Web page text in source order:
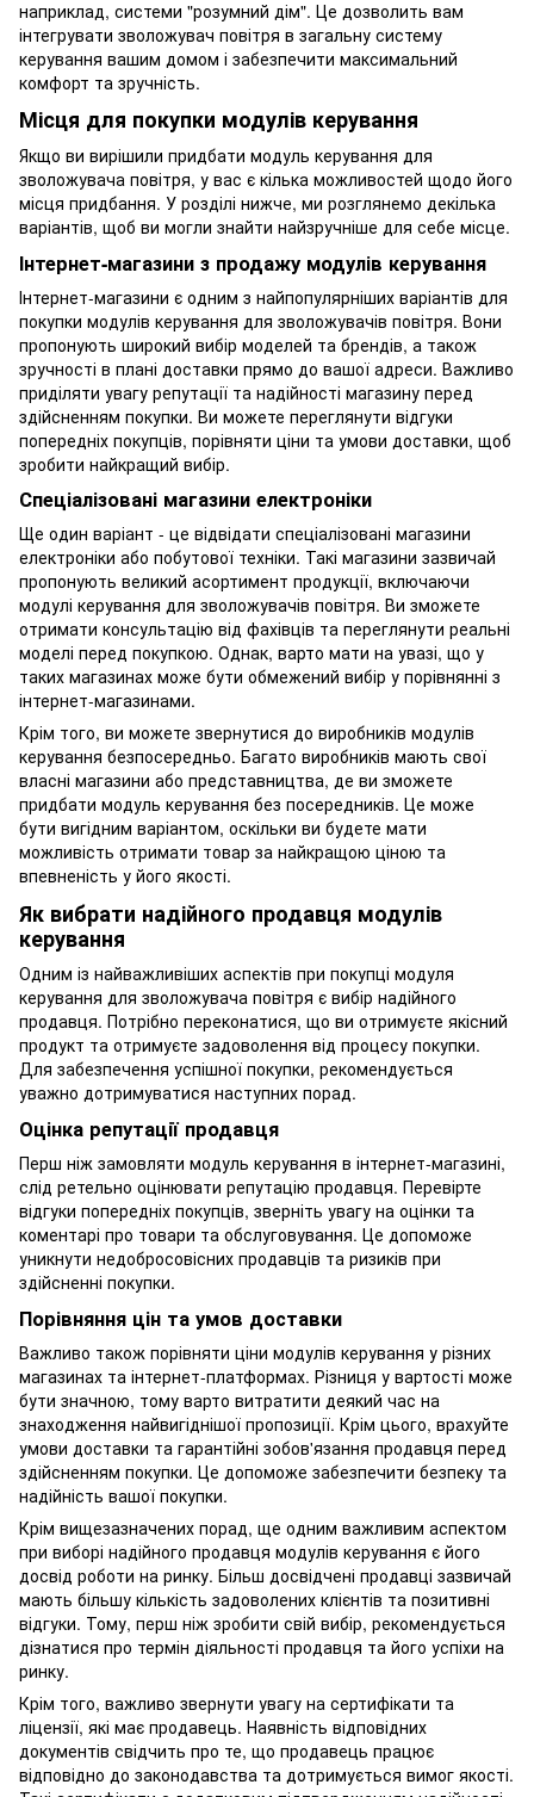
наприклад, системи "розумний дім". Це дозволить вам
інтегрувати зволожувач повітря в загальну систему
керування вашим домом і забезпечити максимальний
комфорт та зручність.
Місця для покупки модулів керування
Якщо ви вирішили придбати модуль керування для
зволожувача повітря, у вас є кілька можливостей щодо його
місця придбання. У розділі нижче, ми розглянемо декілька
варіантів, щоб ви могли знайти найзручніше для себе місце.
Інтернет-магазини з продажу модулів керування
Інтернет-магазини є одним з найпопулярніших варіантів для
покупки модулів керування для зволожувачів повітря. Вони
пропонують широкий вибір моделей та брендів, а також
зручності в плані доставки прямо до вашої адреси. Важливо
приділяти увагу репутації та надійності магазину перед
здійсненням покупки. Ви можете переглянути відгуки
попередніх покупців, порівняти ціни та умови доставки, щоб
зробити найкращий вибір.
Спеціалізовані магазини електроніки
Ще один варіант - це відвідати спеціалізовані магазини
електроніки або побутової техніки. Такі магазини зазвичай
пропонують великий асортимент продукції, включаючи
модулі керування для зволожувачів повітря. Ви зможете
отримати консультацію від фахівців та переглянути реальні
моделі перед покупкою. Однак, варто мати на увазі, що у
таких магазинах може бути обмежений вибір у порівнянні з
інтернет-магазинами.
Крім того, ви можете звернутися до виробників модулів
керування безпосередньо. Багато виробників мають свої
власні магазини або представництва, де ви зможете
придбати модуль керування без посередників. Це може
бути вигідним варіантом, оскільки ви будете мати
можливість отримати товар за найкращою ціною та
впевненість у його якості.
Як вибрати надійного продавця модулів
керування
Одним із найважливіших аспектів при покупці модуля
керування для зволожувача повітря є вибір надійного
продавця. Потрібно переконатися, що ви отримуєте якісний
продукт та отримуєте задоволення від процесу покупки.
Для забезпечення успішної покупки, рекомендується
уважно дотримуватися наступних порад.
Оцінка репутації продавця
Перш ніж замовляти модуль керування в інтернет-магазині,
слід ретельно оцінювати репутацію продавця. Перевірте
відгуки попередніх покупців, зверніть увагу на оцінки та
коментарі про товари та обслуговування. Це допоможе
уникнути недобросовісних продавців та ризиків при
здійсненні покупки.
Порівняння цін та умов доставки
Важливо також порівняти ціни модулів керування у різних
магазинах та інтернет-платформах. Різниця у вартості може
бути значною, тому варто витратити деякий час на
знаходження найвигіднішої пропозиції. Крім цього, врахуйте
умови доставки та гарантійні зобов'язання продавця перед
здійсненням покупки. Це допоможе забезпечити безпеку та
надійність вашої покупки.
Крім вищезазначених порад, ще одним важливим аспектом
при виборі надійного продавця модулів керування є його
досвід роботи на ринку. Більш досвідчені продавці зазвичай
мають більшу кількість задоволених клієнтів та позитивні
відгуки. Тому, перш ніж зробити свій вибір, рекомендується
дізнатися про термін діяльності продавця та його успіхи на
ринку.
Крім того, важливо звернути увагу на сертифікати та
ліцензії, які має продавець. Наявність відповідних
документів свідчить про те, що продавець працює
відповідно до законодавства та дотримується вимог якості.